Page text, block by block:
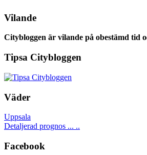
Vilande
Citybloggen är vilande på obestämd tid
Tipsa Citybloggen
Väder
Uppsala
Detaljerad prognos ... ..
Facebook